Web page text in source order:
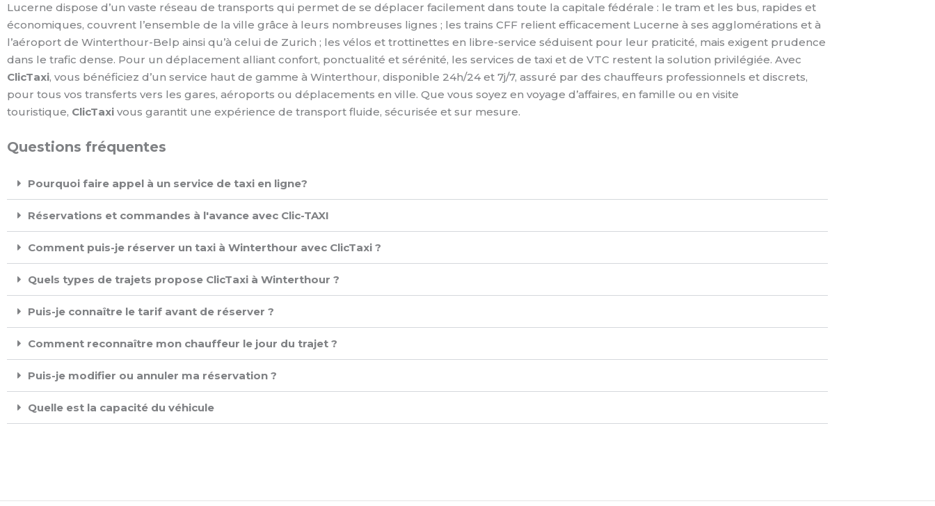
Lucerne dispose d’un vaste réseau de transports qui permet de se déplacer facilement dans toute la capitale fédérale : le tram et les bus, rapides et
économiques, couvrent l’ensemble de la ville grâce à leurs nombreuses lignes ; les trains CFF relient efficacement Lucerne à ses agglomérations et à
l’aéroport de Winterthour-Belp ainsi qu’à celui de Zurich ; les vélos et trottinettes en libre-service séduisent pour leur praticité, mais exigent prudence
dans le trafic dense. Pour un déplacement alliant confort, ponctualité et sérénité, les services de taxi et de VTC restent la solution privilégiée. Avec
ClicTaxi, vous bénéficiez d’un service haut de gamme à Winterthour, disponible 24h/24 et 7j/7, assuré par des chauffeurs professionnels et discrets,
pour tous vos transferts vers les gares, aéroports ou déplacements en ville. Que vous soyez en voyage d’affaires, en famille ou en visite
touristique, ClicTaxi vous garantit une expérience de transport fluide, sécurisée et sur mesure.
Questions fréquentes
Pourquoi faire appel à un service de taxi en ligne?
Réservations et commandes à l'avance avec Clic-TAXI ​
Comment puis-je réserver un taxi à Winterthour avec ClicTaxi ?
Quels types de trajets propose ClicTaxi à Winterthour ?
Puis-je connaître le tarif avant de réserver ?
Comment reconnaître mon chauffeur le jour du trajet ?
Puis-je modifier ou annuler ma réservation ?
Quelle est la capacité du véhicule